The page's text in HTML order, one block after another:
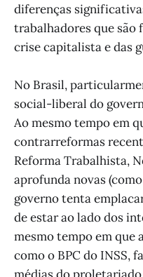
diferenças
trabalhadores que são
crise capitalista e das
No Brasil,
social-liberal do
Ao mesmo tempo em
contrarreformas
Reforma Trabalhista,
aprofunda novas
governo tenta
de estar ao lado dos
mesmo tempo em que
como o BPC do INSS,